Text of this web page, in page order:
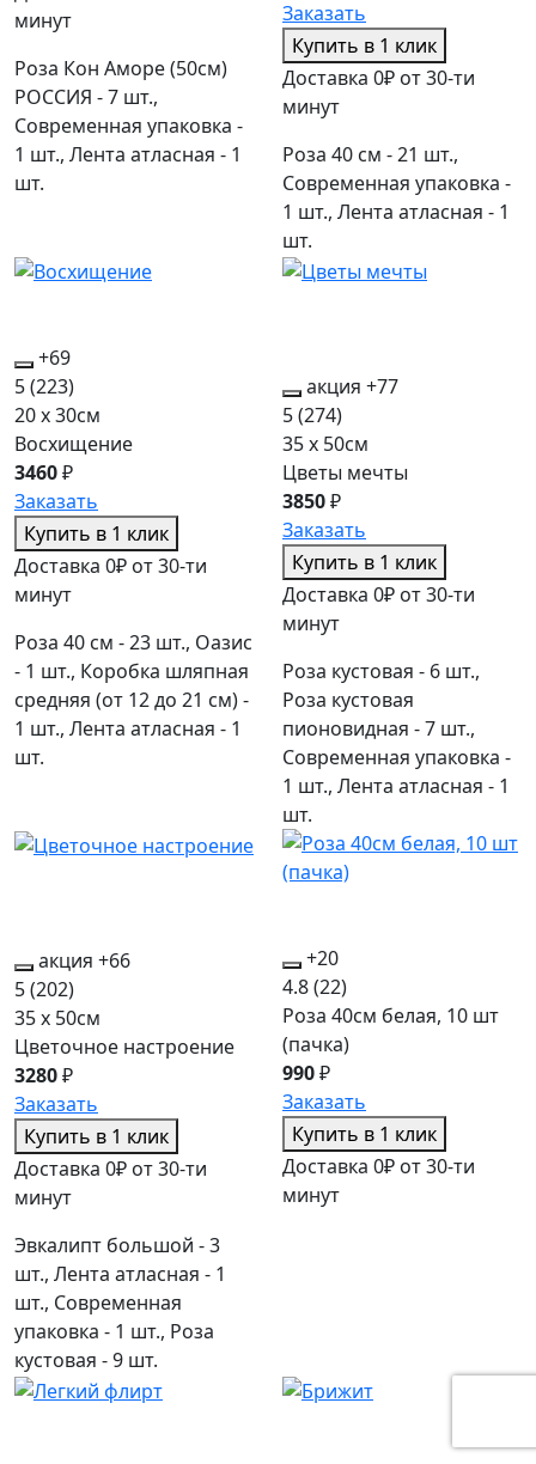
минут
Роза Кон Аморе (50см)
РОССИЯ - 7 шт.,
Современная упаковка -
1 шт., Лента атласная - 1
шт.
Заказать
Купить в 1 клик
Доставка 0₽ от 30-ти
минут
Роза 40 см - 21 шт.,
Современная упаковка -
1 шт., Лента атласная - 1
шт.
+69
5(223)
20 x 30см
Восхищение
3460₽
Заказать
Купить в 1 клик
Доставка 0₽ от 30-ти
минут
Роза 40 см - 23 шт., Оазис
- 1 шт., Коробка шляпная
средняя (от 12 до 21 см) -
1 шт., Лента атласная - 1
шт.
акция +77
5(274)
35 x 50см
Цветы мечты
3850₽
Заказать
Купить в 1 клик
Доставка 0₽ от 30-ти
минут
Роза кустовая - 6 шт.,
Роза кустовая
пионовидная - 7 шт.,
Современная упаковка -
1 шт., Лента атласная - 1
шт.
акция +66
5(202)
35 x 50см
Цветочное настроение
3280₽
Заказать
Купить в 1 клик
Доставка 0₽ от 30-ти
минут
Эвкалипт большой - 3
шт., Лента атласная - 1
шт., Современная
упаковка - 1 шт., Роза
кустовая - 9 шт.
+20
4.8(22)
Роза 40см белая, 10 шт
(пачка)
990₽
Заказать
Купить в 1 клик
Доставка 0₽ от 30-ти
минут